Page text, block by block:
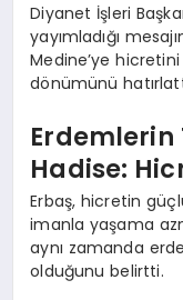
Diyanet İşleri
yayımladığı
Medine’ye
dönümünü
Erdemlerin
Hadise:
Erbaş, hicretin
imanla yaşama
aynı zamanda
olduğunu belirtti.